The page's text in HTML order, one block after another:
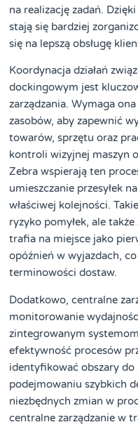
na realizację zadań.
stają się bardziej
się na lepszą obsługę
Koordynacja działań
dockingowym jest
zarządzania. Wymaga
zasobów, aby zapewnić
towarów, sprzętu oraz
kontroli wizyjnej maszyn
Zebra wspierają ten
umieszczanie przesyłek
właściwej kolejności.
ryzyko pomyłek, ale
trafia na miejsce jako
opóźnień w wyjazdach,
terminowości dostaw.
Dodatkowo, centralne
monitorowanie
zintegrowanym
efektywność procesów
identyfikować obszary do
podejmowaniu szybkich
niezbędnych zmian w
centralne zarządzanie w